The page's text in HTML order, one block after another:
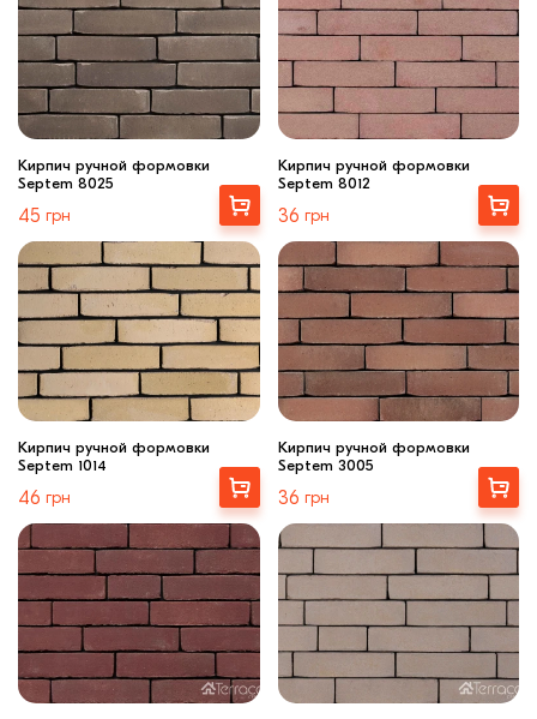
Кирпич ручной формовки
Septem 8025
45 грн
Выбрать
Кирпич ручной формовки
Septem 8012
36 грн
Выбрать
Кирпич ручной формовки
Septem 1014
46 грн
Выбрать
Кирпич ручной формовки
Septem 3005
36 грн
Выбрать